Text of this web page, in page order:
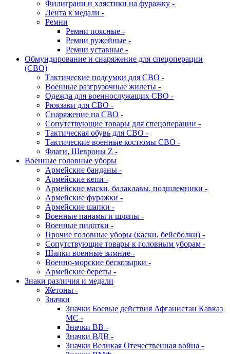
Филиграни и хлястики на фуражку -
Лента к медали -
Ремни
Ремни поясные -
Ремни ружейные -
Ремни уставные -
Обмундирование и снаряжение для спецоперации
(СВО)
Тактические подсумки для СВО -
Военные разгрузочные жилеты -
Одежда для военнослужащих СВО -
Рюкзаки для СВО -
Снаряжение на СВО -
Сопутствующие товары для спецоперации -
Тактическая обувь для СВО -
Тактические военные костюмы СВО -
Флаги, Шевроны Z -
Военные головные уборы
Армейские банданы -
Армейские кепи -
Армейские маски, балаклавы, подшлемники -
Армейские фуражки -
Армейские шапки -
Военные панамы и шляпы -
Военные пилотки -
Прочие головные уборы (каски, бейсболки) -
Сопутствующие товары к головным уборам -
Шапки военные зимние -
Военно-морские бескозырки -
Армейские береты -
Знаки различия и медали
Жетоны -
Значки
Значки Боевые действия Афганистан Кавказ
МС -
Значки ВВ -
Значки ВДВ -
Значки Великая Отечественная война -